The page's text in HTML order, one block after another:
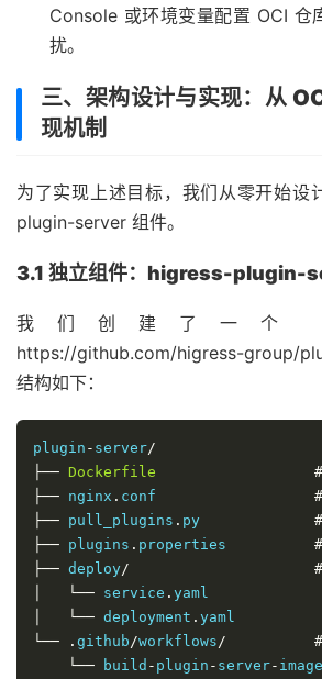
Console 或环境变量配置 OCI 仓
扰。
三、架构设计与实现：从
现机制
为了实现上述目标，我们从零开始设
plugin-server 组件。
3.1 独立组件：higress-plugin-
我们创建了一个
https://github.com/higress-group/
结构如下：
plugin - server/
├── Dockerfile #
├── nginx . conf #
├── pull_plugins . py #
├── plugins . properties #
├── deploy/ #
└── service .
└── deployment .
└──
. github/workflows/ #
└── build - plugin - server- image